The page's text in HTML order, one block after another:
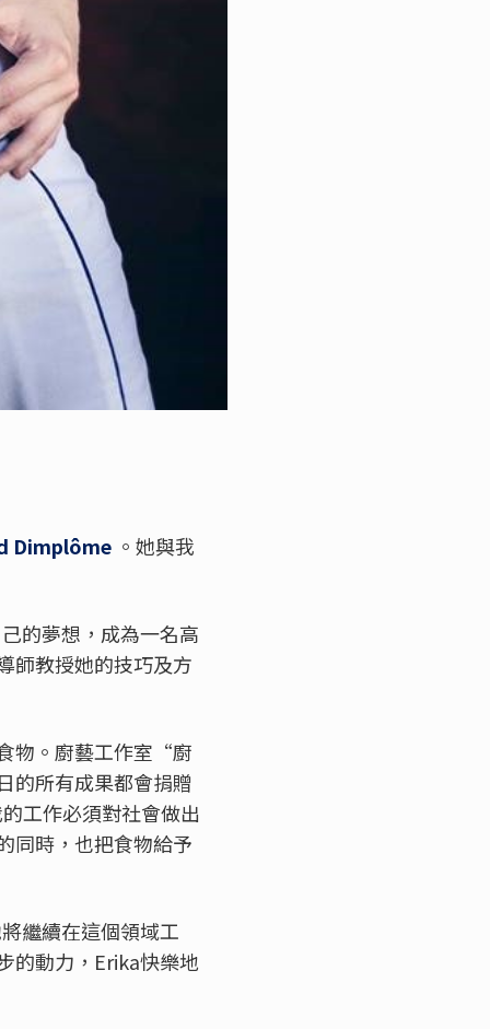
Dimplôme。她與我
的夢想，成為一名高
師教授她的技巧及方
物。廚藝工作室“廚
的所有成果都會捐贈
工作必須對社會做出
同時，也把食物給予
繼續在這個領域工
的動力，Erika快樂地